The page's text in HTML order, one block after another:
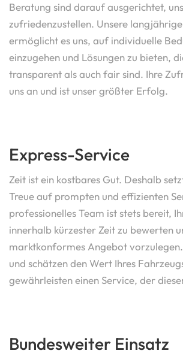
Beratung sind darauf ausgerichtet,
zufriedenzustellen. Unsere
ermöglicht es uns, auf individuelle
einzugehen und Lösungen zu bieten,
transparent als auch fair sind. Ihre
uns an und ist unser größter Erfolg.
Express-Service
Zeit ist ein kostbares Gut. Deshalb
Treue auf prompten und effizienten
professionelles Team ist stets bereit,
innerhalb kürzester Zeit zu bewerten
marktkonformes Angebot
und schätzen den Wert Ihres
gewährleisten einen Service, der
Bundesweiter Einsatz